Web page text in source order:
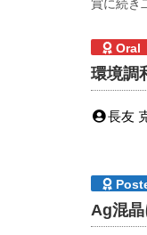
賞に続き
Oral
環境調
長友
Ag混晶